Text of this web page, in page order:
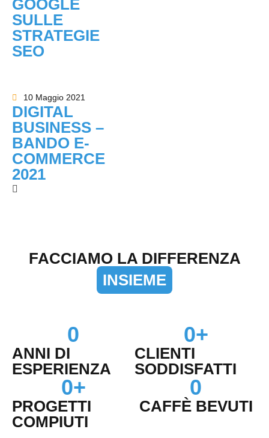
GOOGLE
SULLE
STRATEGIE
SEO
10 Maggio 2021
DIGITAL
BUSINESS –
BANDO E-
COMMERCE
2021
FACCIAMO LA DIFFERENZA
INSIEME
ANNI DI
ESPERIENZA
0
PROGETTI
COMPIUTI
0+
CLIENTI
SODDISFATTI
0+
CAFFÈ BEVUTI
0